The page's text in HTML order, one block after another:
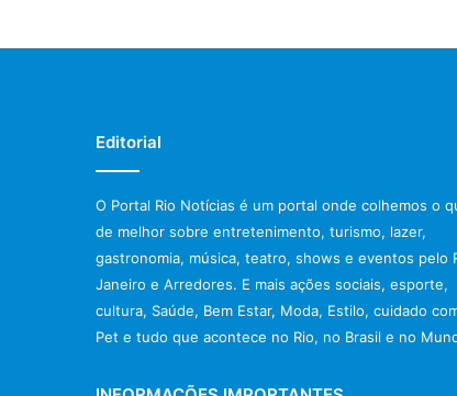
Editorial
O Portal Rio Notícias é um portal onde colhemos o
de melhor sobre entretenimento, turismo, lazer,
gastronomia, música, teatro, shows e eventos pelo
Janeiro e Arredores. E mais ações sociais, esporte,
cultura, Saúde, Bem Estar, Moda, Estilo, cuidado
Pet e tudo que acontece no Rio, no Brasil e no